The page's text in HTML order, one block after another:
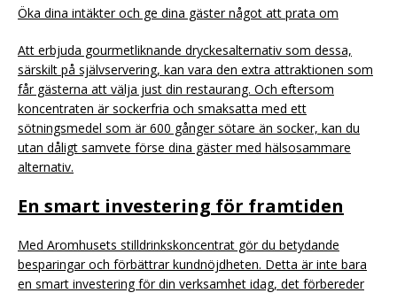
Öka dina intäkter och ge dina gäster något att prata om
Att erbjuda gourmetliknande dryckesalternativ som dessa,
särskilt på självservering, kan vara den extra attraktionen som
får gästerna att välja just din restaurang. Och eftersom
koncentraten är sockerfria och smaksatta med ett
sötningsmedel som är 600 gånger sötare än socker, kan du
utan dåligt samvete förse dina gäster med hälsosammare
alternativ.
En smart investering för framtiden
Med Aromhusets stilldrinkskoncentrat gör du betydande
besparingar och förbättrar kundnöjdheten. Detta är inte bara
en smart investering för din verksamhet idag, det förbereder